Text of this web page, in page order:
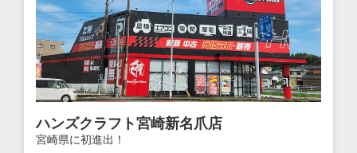
ハンズクラフト宮崎新名爪店
宮崎県に初進出！